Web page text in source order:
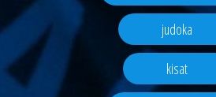
judoka
kisat